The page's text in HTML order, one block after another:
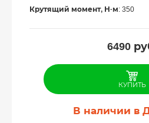
Крутящий момент, Н·м: 350
6490
КУПИТЬ
В наличии в